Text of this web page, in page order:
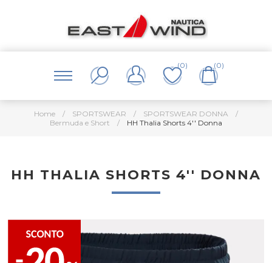
(0) (0)
Home / SPORTSWEAR / SPORTSWEAR DONNA
/
Bermuda e Short
/ HH Thalia Shorts 4'' Donna
HH THALIA SHORTS 4'' DONNA